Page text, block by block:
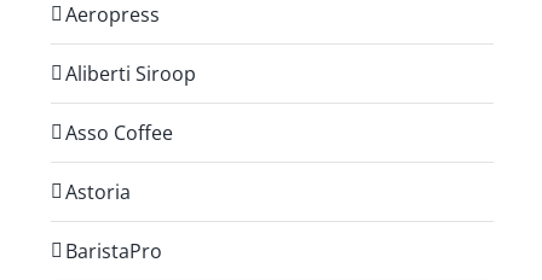
Aeropress
Aliberti Siroop
Asso Coffee
Astoria
BaristaPro